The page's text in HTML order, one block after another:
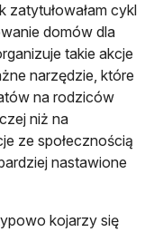
zatytułowałam cykl
domów dla
takie akcje
narzędzie, które
na rodziców
niż na
ze społecznością
nastawione
kojarzy się